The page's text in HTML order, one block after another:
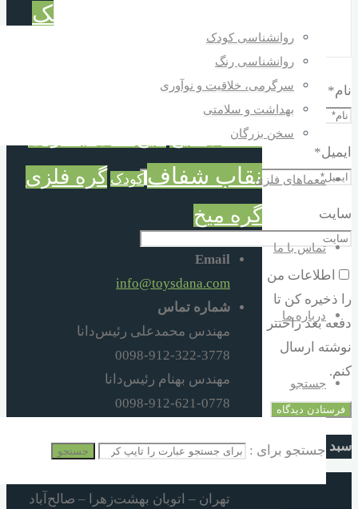
روانشناسی کودک
روانشناسی رنگ
سرگرمی، خلاقیت و نوآوری
بهداشت و سلامتی
سخن بزرگان
معماهای فلزی
تماس با ما
درباره ما
جستجو
جستجو برای : جستجو
نام*
ایمیل*
سایت
اطلاعات من
را ذخیره کن تا
دفعه بعد راحتتر
نوشته ارسال
کنم.
ماسک
شیلد
محافظ عفونت و آلودگی
معمای میخ
نقاب شفاف کودک گره فلزی
گره میخ
Email
info@toysdana.com
شماره تماس
مهندس محمدعلی رئیس‌دانا
0098-912-322-3778
مهندس بهنام رئیس‌دانا
0098-912-621-0778
0098-21-551-02248
تهران – اتوبان بهشت‌زهرا – صالح‌آباد
سبد خرید